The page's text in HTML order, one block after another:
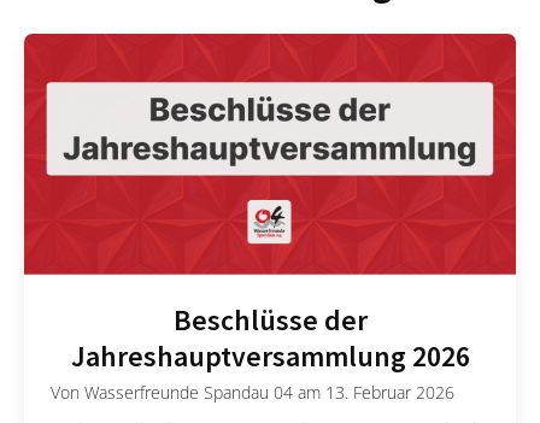
Beschlüsse der
Jahreshauptversammlung 2026
VonWasserfreunde Spandau 04 am 13. Februar 2026